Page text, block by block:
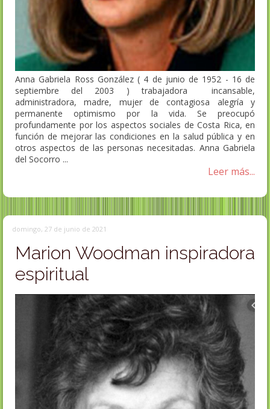
Anna Gabriela Ross González ( 4 de junio de 1952 - 16 de
septiembre del 2003 ) trabajadora incansable,
administradora, madre, mujer de contagiosa alegría y
permanente optimismo por la vida. Se preocupó
profundamente por los aspectos sociales de Costa Rica, en
función de mejorar las condiciones en la salud pública y en
otros aspectos de las personas necesitadas. Anna Gabriela
del Socorro ...
Leer más...
domingo, 27 de junio de 2021
Marion Woodman inspiradora
espiritual